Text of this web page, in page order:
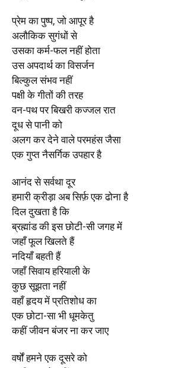
प्रेम का पुष्प, जो आपूर है
अलौकिक सुगंधों से
उसका कर्म-फल नहीं होता
उस अपदार्थ का विसर्जन
बिल्कुल संभव नहीं
पक्षी के गीतों की तरह
वन-पथ पर बिखरी कज्जल रात
दूध से पानी को
अलग कर देने वाले परमहंस जैसा
एक गुप्त नैसर्गिक उपहार है
आनंद से सर्वथा दूर
हमारी क्रीड़ा अब सिर्फ़ एक ढोना है
दिल दुखता है कि
ब्रह्मांड की इस छोटी-सी जगह में
जहाँ फूल खिलते हैं
नदियाँ बहती हैं
जहाँ सिवाय हरियाली के
कुछ सूझता नहीं
वहाँ हृदय में प्रतिशोध का
एक छोटा-सा भी धूमकेतु
कहीं जीवन बंजर ना कर जाए
वर्षों हमने एक दूसरे को